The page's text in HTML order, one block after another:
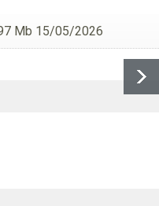
Mb 15/05/2026